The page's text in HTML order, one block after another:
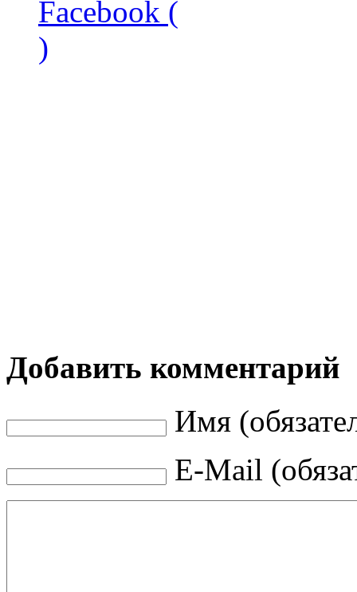
Facebook (
)
Добавить комментарий
Имя
E-Mail